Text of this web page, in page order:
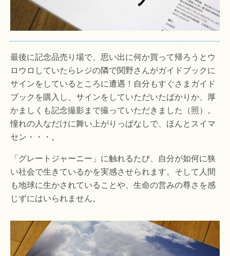
最後に記念品売り場で、思い出に何か買って帰ろうとウ
ロウロしていたらレジの隣で関野さんがガイドブックに
サインをしているところに遭遇！自分もすぐさまガイド
ブックを購入し、サインをしていただいたばかりか、厚
かましくも記念撮影まで撮っていただきました（照）。
憧れの人なだけに舞い上がりっぱなしで、ほんとスイマ
セン・・・。
「グレートジャーニー」に触れるたび、自分が如何に狭
い社会で生きているかを実感させられます。そして人間
も地球に生かされていることや、生命の営みの尊さを感
じずにはいられません。